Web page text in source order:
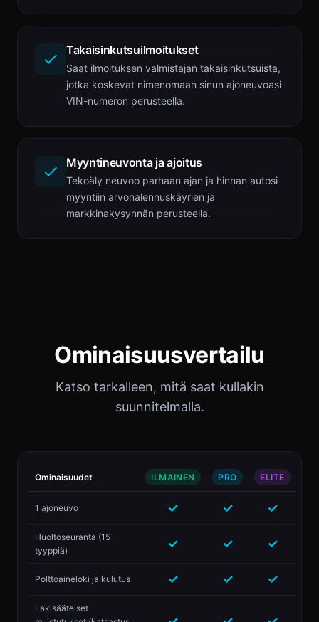
Takaisinkutsuilmoitukset
Saat ilmoituksen valmistajan takaisinkutsuista,
jotka koskevat nimenomaan sinun ajoneuvoasi
VIN-numeron perusteella.
Myyntineuvonta ja ajoitus
Tekoäly neuvoo parhaan ajan ja hinnan autosi
myyntiin arvonalennuskäyrien ja
markkinakysynnän perusteella.
Ominaisuusvertailu
Katso tarkalleen, mitä saat kullakin
suunnitelmalla.
Ominaisuudet ILMAINEN PRO ELITE
1 ajoneuvo ✓ ✓ ✓
Huoltoseuranta (15
tyyppiä)
✓ ✓ ✓
Polttoaineloki ja kulutus ✓ ✓ ✓
Lakisääteiset